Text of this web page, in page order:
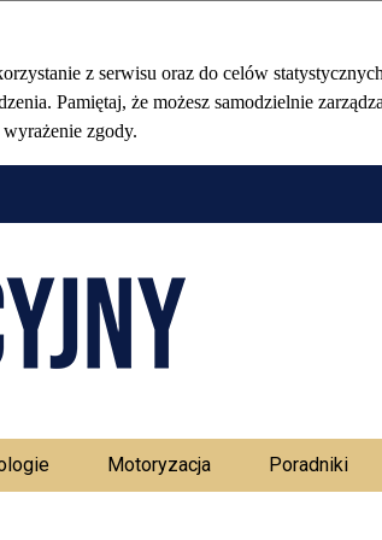
Stołeczny
Motoryzacja Poradniki